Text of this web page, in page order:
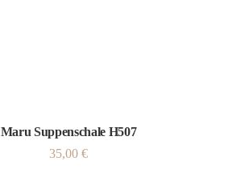
Maru Suppenschale H507
35,00 €